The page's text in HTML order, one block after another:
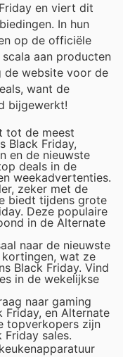
en viert dit
In hun
op de officiële
aan producten
de website voor de
want de
bijgewerkt!
tot de meest
Black Friday,
en de nieuwste
deals in de
weekadvertenties.
zeker met de
biedt tijdens grote
Deze populaire
in de Alternate
naar de nieuwste
wat ze
Black Friday. Vind
in de wekelijkse
naar gaming
en Alternate
topverkopers zijn
sales.